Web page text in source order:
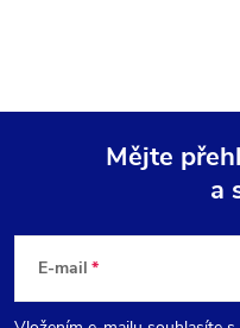
Mějte
a
E-mail